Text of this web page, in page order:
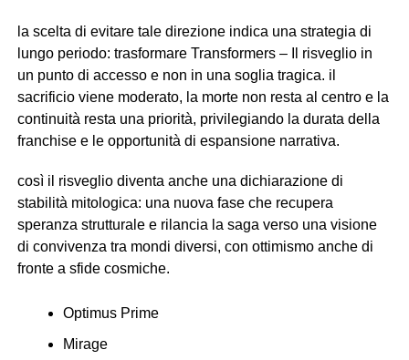
la scelta di evitare tale direzione indica una strategia di
lungo periodo: trasformare Transformers – Il risveglio in
un punto di accesso e non in una soglia tragica. il
sacrificio viene moderato, la morte non resta al centro e la
continuità resta una priorità, privilegiando la durata della
franchise e le opportunità di espansione narrativa.
così il risveglio diventa anche una dichiarazione di
stabilità mitologica: una nuova fase che recupera
speranza strutturale e rilancia la saga verso una visione
di convivenza tra mondi diversi, con ottimismo anche di
fronte a sfide cosmiche.
Optimus Prime
Mirage